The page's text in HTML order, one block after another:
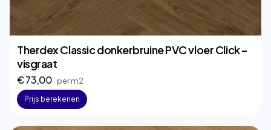
Therdex Classic donkerbruine PVC vloer Click –
visgraat
€ 73,00 per m2
Prijs berekenen